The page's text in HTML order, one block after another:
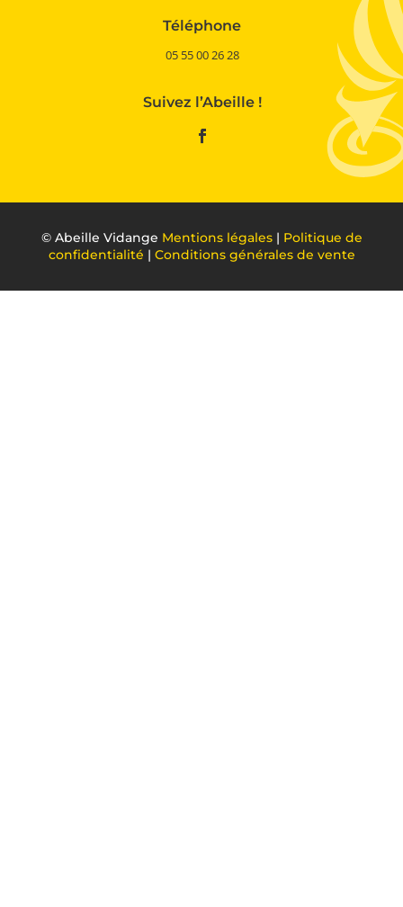
Téléphone
05 55 00 26 28
Suivez l’Abeille !
©Abeille Vidange Mentions légales | Politique de
confidentialité |Conditions générales de vente